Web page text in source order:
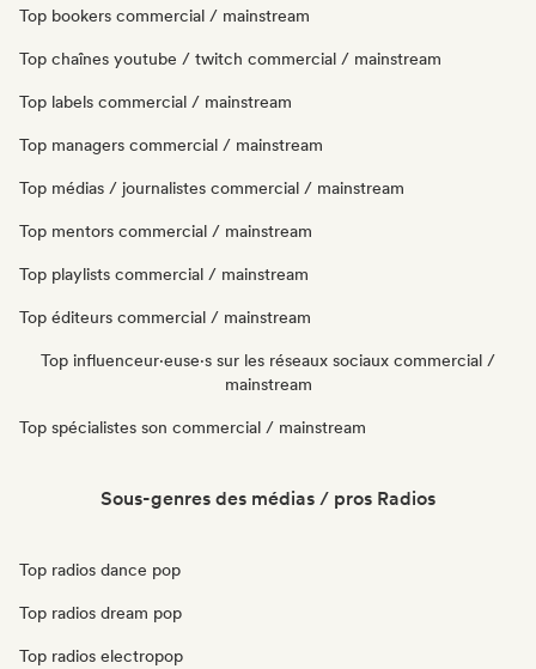
Top bookers commercial / mainstream
Top chaînes youtube / twitch commercial / mainstream
Top labels commercial / mainstream
Top managers commercial / mainstream
Top médias / journalistes commercial / mainstream
Top mentors commercial / mainstream
Top playlists commercial / mainstream
Top éditeurs commercial / mainstream
Top influenceur·euse·s sur les réseaux sociaux commercial /
mainstream
Top spécialistes son commercial / mainstream
Sous-genres des médias / pros Radios
Top radios dance pop
Top radios dream pop
Top radios electropop